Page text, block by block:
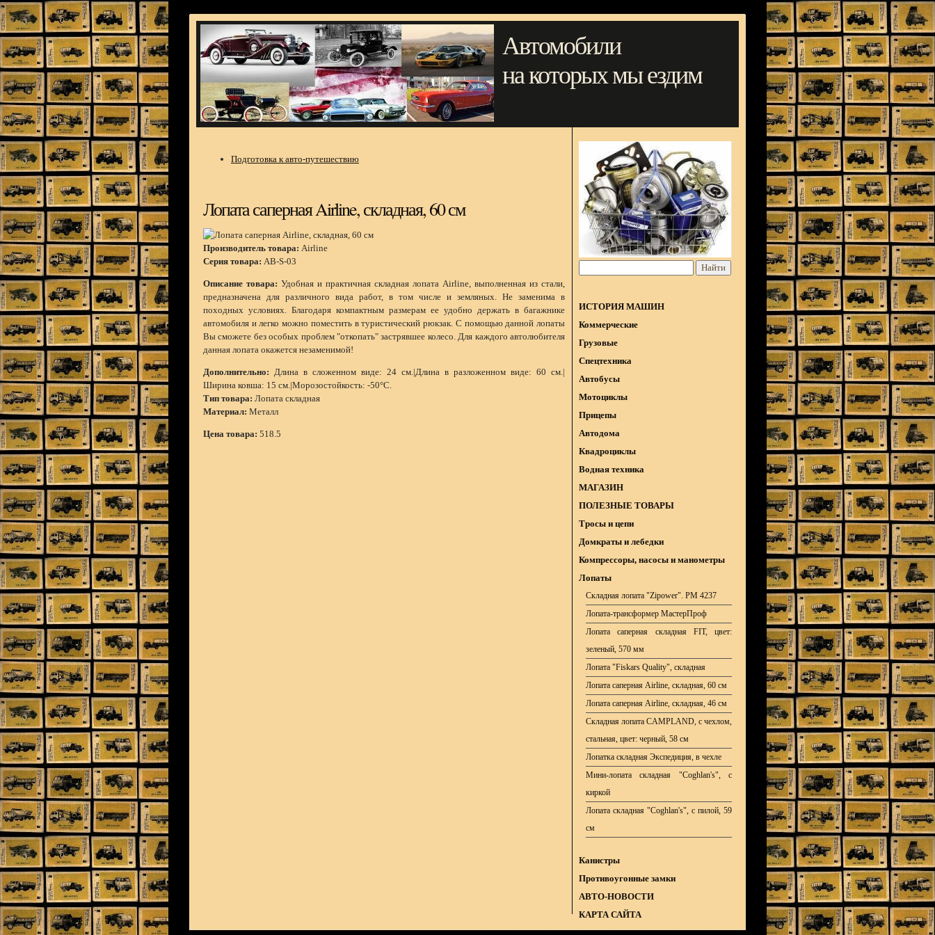
Автомобили
на которых мы ездим
Подготовка к авто-путешествию
Лопата саперная Airline, складная, 60 см
Производитель товара: Airline
Серия товара: AB-S-03
Описание товара: Удобная и практичная складная лопата Airline, выполненная из стали,
предназначена для различного вида работ, в том числе и земляных. Не заменима в
походных условиях. Благодаря компактным размерам ее удобно держать в багажнике
автомобиля и легко можно поместить в туристический рюкзак. С помощью данной лопаты
Вы сможете без особых проблем "откопать" застрявшее колесо. Для каждого автолюбителя
данная лопата окажется незаменимой!
Дополнительно: Длина в сложенном виде: 24 см.|Длина в разложенном виде: 60 см.|
Ширина ковша: 15 см.|Морозостойкость: -50°С.
Тип товара: Лопата складная
Материал: Металл
Цена товара: 518.5
ИСТОРИЯ МАШИН
Коммерческие
Грузовые
Спецтехника
Автобусы
Мотоциклы
Прицепы
Автодома
Квадроциклы
Водная техника
МАГАЗИН
ПОЛЕЗНЫЕ ТОВАРЫ
Тросы и цепи
Домкраты и лебедки
Компрессоры, насосы и манометры
Лопаты
Складная лопата "Zipower". PM 4237
Лопата-трансформер МастерПроф
Лопата саперная складная FIT, цвет:
зеленый, 570 мм
Лопата "Fiskars Quality", складная
Лопата саперная Airline, складная, 60 см
Лопата саперная Airline, складная, 46 см
Складная лопата CAMPLAND, с чехлом,
стальная, цвет: черный, 58 см
Лопатка складная Экспедиция, в чехле
Мини-лопата складная "Coghlan's", с
киркой
Лопата складная "Coghlan's", с пилой, 59
см
Канистры
Противоугонные замки
АВТО-НОВОСТИ
КАРТА САЙТА